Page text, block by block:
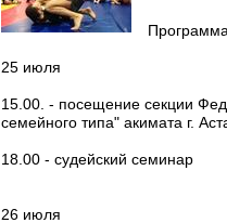
25 июля
15.00. - посещение секции
семейного типа" акимата г.
18.00 - судейский семинар
26 июля